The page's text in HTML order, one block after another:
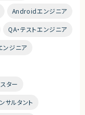
Androidエンジニア
QA・テストエンジニア
ジニア
ター
サルタント